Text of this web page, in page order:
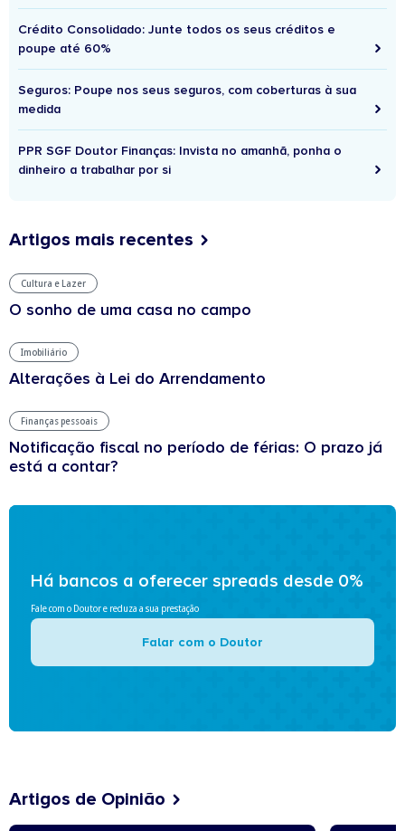
Crédito Consolidado: Junte todos os seus créditos e
poupe até 60%
Seguros: Poupe nos seus seguros, com coberturas à sua
medida
PPR SGF Doutor Finanças: Invista no amanhã, ponha o
dinheiro a trabalhar por si
Artigos mais recentes
Cultura e Lazer
O sonho de uma casa no campo
Imobiliário
Alterações à Lei do Arrendamento
Finanças pessoais
Notificação fiscal no período de férias: O prazo já
está a contar?
Há bancos a oferecer spreads desde 0%
Fale com o Doutor e reduza a sua prestação
Falar com o Doutor
Artigos de Opinião